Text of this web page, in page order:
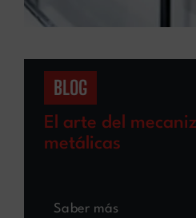
BLOG
El arte del
metálicas
Saber más